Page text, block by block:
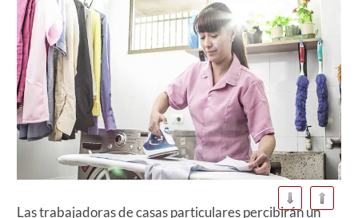
Las trabajadoras de casas particulares percibirán un